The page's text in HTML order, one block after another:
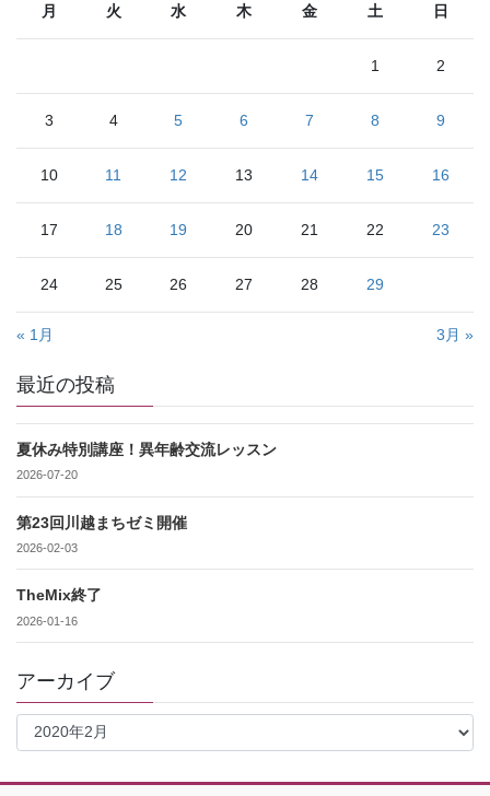
月 火 水 木 金 土 日
1 2
3 4 5 6 7 8 9
10 11 12 13 14 15 16
17 18 19 20 21 22 23
24 25 26 27 28 29
« 1月 3月 »
最近の投稿
夏休み特別講座！異年齢交流レッスン
2026-07-20
第23回川越まちゼミ開催
2026-02-03
TheMix終了
2026-01-16
アーカイブ
ア
イ